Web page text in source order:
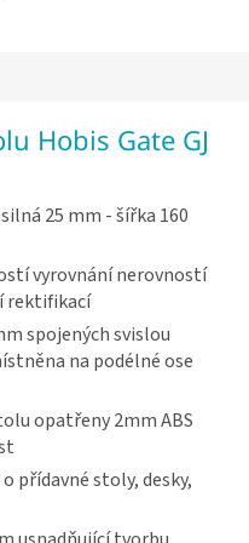
Hobis Gate GJ
25 mm - šířka 160
vyrovnání nerovností
rektifikací
spojených svislou
na podélné ose
opatřeny 2mm ABS
přídavné stoly, desky,